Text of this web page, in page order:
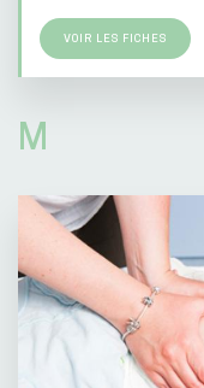
VOIR LES FICHES
M